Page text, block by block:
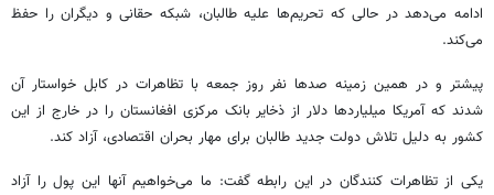
ادامه می‌دهد در حالی که تحریم‌ها علیه طالبان، شبکه حقانی و دیگران را حفظ
می‌کند.
پیشتر و در همین زمینه صدها نفر روز جمعه با تظاهرات در کابل خواستار آن
شدند که آمریکا میلیاردها دلار از ذخایر بانک مرکزی افغانستان را در خارج از این
کشور به دلیل تلاش دولت جدید طالبان برای مهار بحران اقتصادی، آزاد کند.
یکی از تظاهرات کنندگان در این رابطه گفت: ما می‌خواهیم آنها این پول را آزاد